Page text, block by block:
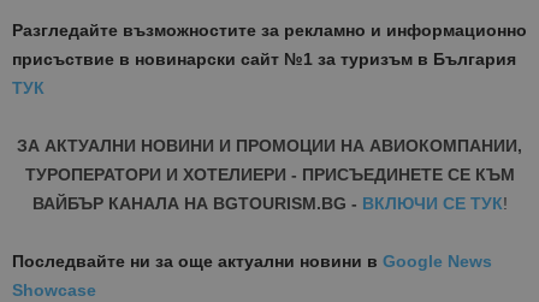
Разгледайте възможностите за рекламно и информационно
присъствие в новинарски сайт №1 за туризъм в България
ТУК
ЗА АКТУАЛНИ НОВИНИ И ПРОМОЦИИ НА АВИОКОМПАНИИ,
ТУРОПЕРАТОРИ И ХОТЕЛИЕРИ - ПРИСЪЕДИНЕТЕ СЕ КЪМ
ВАЙБЪР КАНАЛА НА BGTOURISM.BG - ВКЛЮЧИ СЕ ТУК!
Последвайте ни за още актуални новини в Google News
Showcase